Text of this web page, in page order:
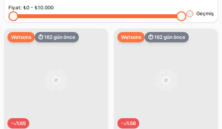
Fiyat: ₺0 - ₺10.000
Geçmiş
Watsons ⏱162gün önce
%65
Watsons ⏱162gün önce
%56